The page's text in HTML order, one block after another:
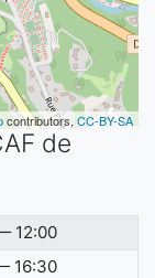
contributors, CC-BY-SA
de
12:00
16:30